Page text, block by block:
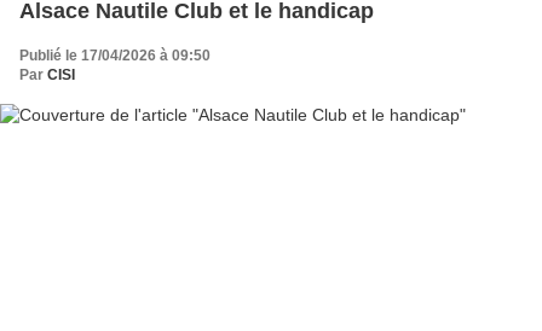
Alsace Nautile Club et le handicap
Publié le 17/04/2026 à 09:50
Par CISI